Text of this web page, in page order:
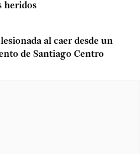
heridos
al caer desde un
de Santiago Centro